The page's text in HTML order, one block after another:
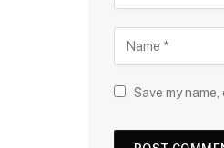
Save my